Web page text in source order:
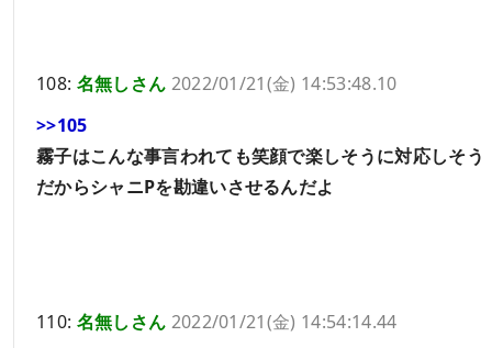
108: 名無しさん 2022/01/21(金) 14:53:48.10
>>105
霧子はこんな事言われても笑顔で楽しそうに対応しそう
だからシャニPを勘違いさせるんだよ
110: 名無しさん 2022/01/21(金) 14:54:14.44